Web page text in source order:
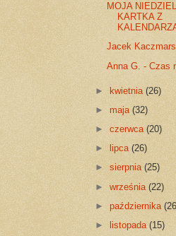
MOJA
KARTKA Z
Jacek
Anna G. - Czas
►kwietnia(26)
►maja(32)
►czerwca(20)
►
lipca(26)
►sierpnia(25)
►września(22)
►października
►
listopada(15)